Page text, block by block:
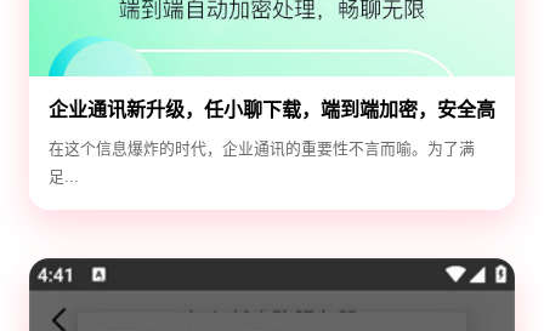
企业通讯新升级，任小聊下载，端到端加密，安全高
效！
在这个信息爆炸的时代，企业通讯的重要性不言而喻。为了满
足...